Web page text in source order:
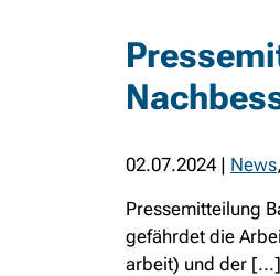
02.07.2024 | News,
Pressemitteilung
gefährdet die
arbeit) und der [...]